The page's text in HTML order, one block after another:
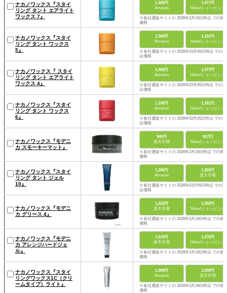
ナカノワックス『スタイ
リング タント エアライト
ワックス 7』
1,300円
Amazon
1,477円
Yahoo!ショッピング
※各社通販サイトの 2026年3月19日時点 での税
価格
ナカノワックス『スタイ
リング タント ワックス
5』
1,300円
Amazon
1,191円
Yahoo!ショッピング
※各社通販サイトの 2026年03月05日時点 での税
込価格
ナカノワックス『 スタイ
リング タント エアライト
ワックス 4』
1,350円
Amazon
1,477円
Yahoo!ショッピング
※各社通販サイトの 2026年03月05日時点 での税
込価格
ナカノワックス『スタイ
リング タント ワックス
6』
1,190円
Amazon
1,191円
Yahoo!ショッピング
※各社通販サイトの 2026年03月05日時点 での税
込価格
ナカノワックス『モデニ
カ スモーキーマット』
940円
楽天市場
917円
Yahoo!ショッピング
※各社通販サイトの 2026年3月19日時点 での税
価格
ナカノワックス『スタイ
リング タント ジェル
10』
1,200円
Amazon
1,320円
楽天市場
※各社通販サイトの 2026年03月05日時点 での税
込価格
ナカノワックス『モデニ
カ グリース 4』
1,222円
楽天市場
1,050円
Yahoo!ショッピング
※各社通販サイトの 2026年3月19日時点 での税
価格
ナカノワックス『モデニ
カ アレンジハードジェ
ル』
1,519円
楽天市場
1,270円
Yahoo!ショッピング
※各社通販サイトの 2026年3月19日時点 での税
価格
ナカノワックス『スタイ
リングワックス1C（クリ
ームタイプ）ライト』
1,300円
Amazon
1,530円
楽天市場
※各社通販サイトの 2026年3月19日時点 での税
価格